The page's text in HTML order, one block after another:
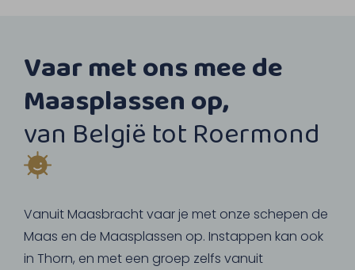
Vaar met ons mee de
Maasplassen op,
van België tot Roermond
Vanuit Maasbracht vaar je met onze schepen de
Maas en de Maasplassen op. Instappen kan ook
in Thorn, en met een groep zelfs vanuit